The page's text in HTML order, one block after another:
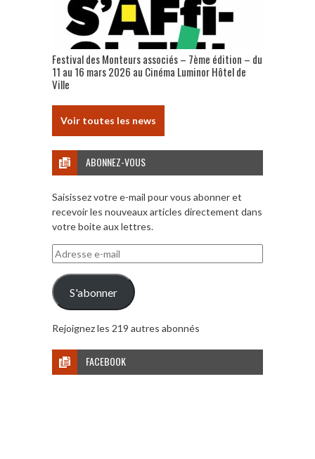
Festival des Monteurs associés – 7ème édition – du
11 au 16 mars 2026 au Cinéma Luminor Hôtel de
Ville
Voir toutes les news
ABONNEZ-VOUS
Saisissez votre e-mail pour vous abonner et
recevoir les nouveaux articles directement dans
votre boite aux lettres.
Adresse
e-
mail
S'abonner
Rejoignez les 219 autres abonnés
FACEBOOK